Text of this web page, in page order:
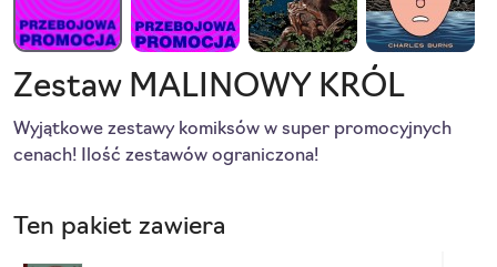
Zestaw MALINOWY KRÓL
Wyjątkowe zestawy komiksów w super promocyjnych
cenach! Ilość zestawów ograniczona!
Ten pakiet zawiera